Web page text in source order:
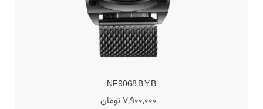
NF9068 B Y B
7,900,000 تومان